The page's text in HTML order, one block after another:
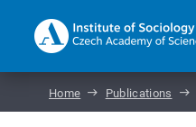
Home Publications